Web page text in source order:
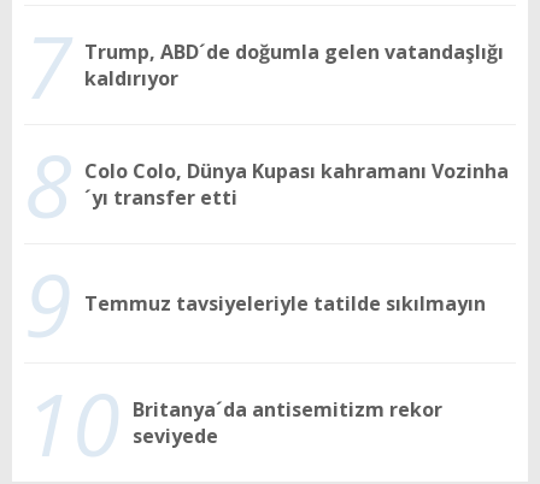
7 Trump, ABD´de doğumla gelen vatandaşlığı
kaldırıyor
8 Colo Colo, Dünya Kupası kahramanı Vozinha
´yı transfer etti
9 Temmuz tavsiyeleriyle tatilde sıkılmayın
10 Britanya´da antisemitizm rekor
seviyede